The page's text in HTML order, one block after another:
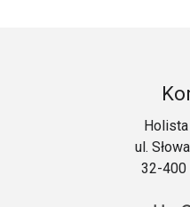
ul.
32-400